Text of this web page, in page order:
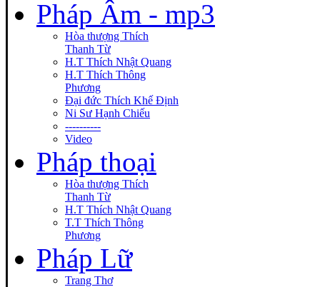
Pháp Âm - mp3
Hòa thượng Thích
Thanh Từ
H.T Thích Nhật Quang
H.T Thích Thông
Phương
Đại đức Thích Khế Định
Ni Sư Hạnh Chiếu
----------
Video
Pháp thoại
Hòa thượng Thích
Thanh Từ
H.T Thích Nhật Quang
T.T Thích Thông
Phương
Pháp Lữ
Trang Thơ